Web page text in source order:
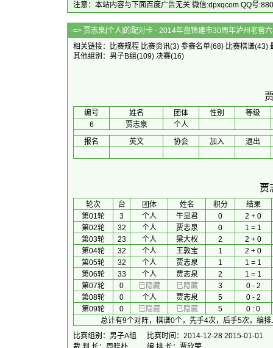
注意：本站内容与下面百度广告无关 微信:dpxqcom QQ号
-=> 贾志泉[个人]的配对卡 - 2014年盘锦建市30周
相关链接：
比赛规程 比赛资讯(3) 参赛名单(68) 比赛棋谱(43)
其他组别： 男子B组(109) 决赛(16)
编号 姓名 团体 性别
等级
6
贾志泉
个人
报名
英文 协会 加入 退出
贾
轮次 台 团体 姓名 积分
结果
第01轮
3 个人 牛显君 0
2 + 0
第02轮
32 个人 贾志泉 0
1 = 1
第03轮
23 个人 梁大权 2
2 + 0
第04轮
32 个人 王敦宝 1
2 + 0
第05轮
32 个人 贾志泉 1
1 = 1
第06轮
33 个人 贾志泉 2
1 = 1
第07轮
0 已隐藏 已隐藏 3
0 - 2
第08轮
0 个人 贾志泉 5
0 - 2
第09轮
0 已隐藏 已隐藏 5
0 : 0
总计有9个对阵，棋谱0个，先手4次，后手5次，编
比赛组别：男子A组
比赛时间：2014-12-28 2015-01-01